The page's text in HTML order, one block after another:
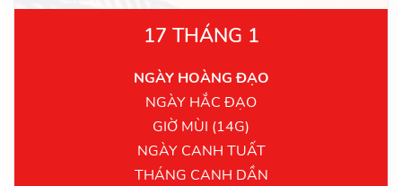
17 THÁNG 1
NGÀY HOÀNG ĐẠO
NGÀY HẮC ĐẠO
GIỜ MÙI (14G)
NGÀY CANH TUẤT
THÁNG CANH DẦN